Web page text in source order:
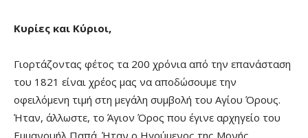
Κυρίες και Κύριοι,
Γιορτάζοντας φέτος τα 200 χρόνια από την επανάσταση
του 1821 είναι χρέος μας να αποδώσουμε την
οφειλόμενη τιμή στη μεγάλη συμβολή του Αγίου Όρους.
Ήταν, άλλωστε, το Άγιον Όρος που έγινε αρχηγείο του
Εμμανουήλ Παπά. Ήταν ο Ηγούμενος της Μονής